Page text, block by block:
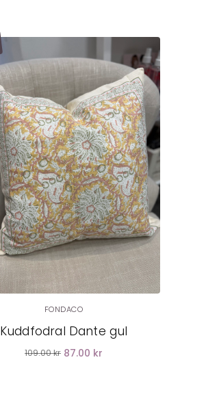
LÄGG I
VARUKORG
FONDACO
Kuddfodral Dante gul
109.00 kr 87.00 kr